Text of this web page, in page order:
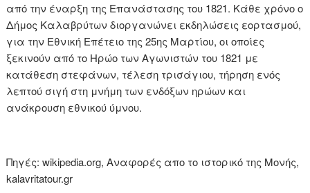
από την έναρξη της Επανάστασης του 1821. Κάθε χρόνο ο
Δήμος Καλαβρύτων διοργανώνει εκδηλώσεις εορτασμού,
για την Εθνική Επέτειο της 25ης Μαρτίου, οι οποίες
ξεκινούν από το Ηρώο των Αγωνιστών του 1821 με
κατάθεση στεφάνων, τέλεση τρισάγιου, τήρηση ενός
λεπτού σιγή στη μνήμη των ενδόξων ηρώων και
ανάκρουση εθνικού ύμνου.
Πηγές: wikipedia.org, Αναφορές απο το ιστορικό της Μονής,
kalavritatour.gr